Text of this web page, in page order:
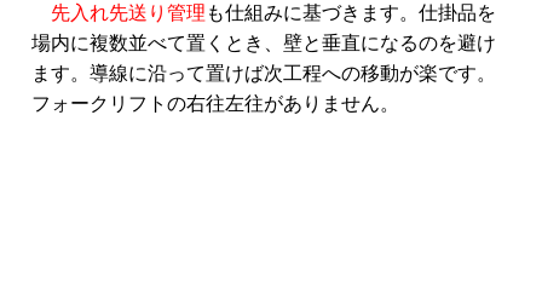
先入れ先送り管理 も仕組みに基づきます。仕掛品を
場内に複数並べて置くとき、壁と垂直になるのを避け
ます。導線に沿って置けば次工程への移動が楽です。
フォークリフトの右往左往がありません。